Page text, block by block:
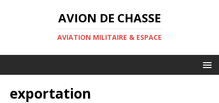
AVION DE CHASSE
AVIATION MILITAIRE & ESPACE
exportation